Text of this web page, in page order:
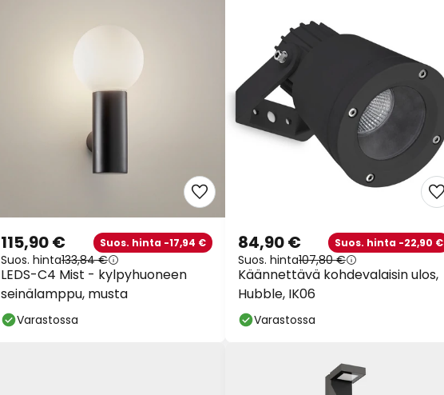
LEDS-C4 Mist - kylpyhuoneen
seinälamppu, musta
115,90 € Suos. hinta -17,94 €
Suos. hinta133,84 €
Varastossa
Käännettävä kohdevalaisin ulos,
Hubble, IK06
84,90 € Suos. hinta -22,90 €
Suos. hinta107,80 €
Varastossa